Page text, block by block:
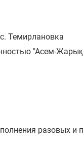
Темирлановка
"Асем-
разовых и